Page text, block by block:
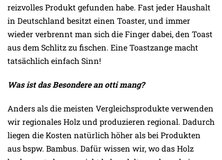
reizvolles Produkt gefunden habe. Fast jeder Haushalt
in Deutschland besitzt einen Toaster, und immer
wieder verbrennt man sich die Finger dabei, den Toast
aus dem Schlitz zu fischen. Eine Toastzange macht
tatsächlich einfach Sinn!
Was ist das Besondere an otti mang?
Anders als die meisten Vergleichsprodukte verwenden
wir regionales Holz und produzieren regional. Dadurch
liegen die Kosten natürlich höher als bei Produkten
aus bspw. Bambus. Dafür wissen wir, wo das Holz